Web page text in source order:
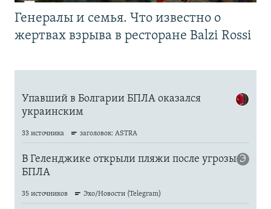
Генералы и семья. Что известно о
жертвах взрыва в ресторане Balzi Rossi